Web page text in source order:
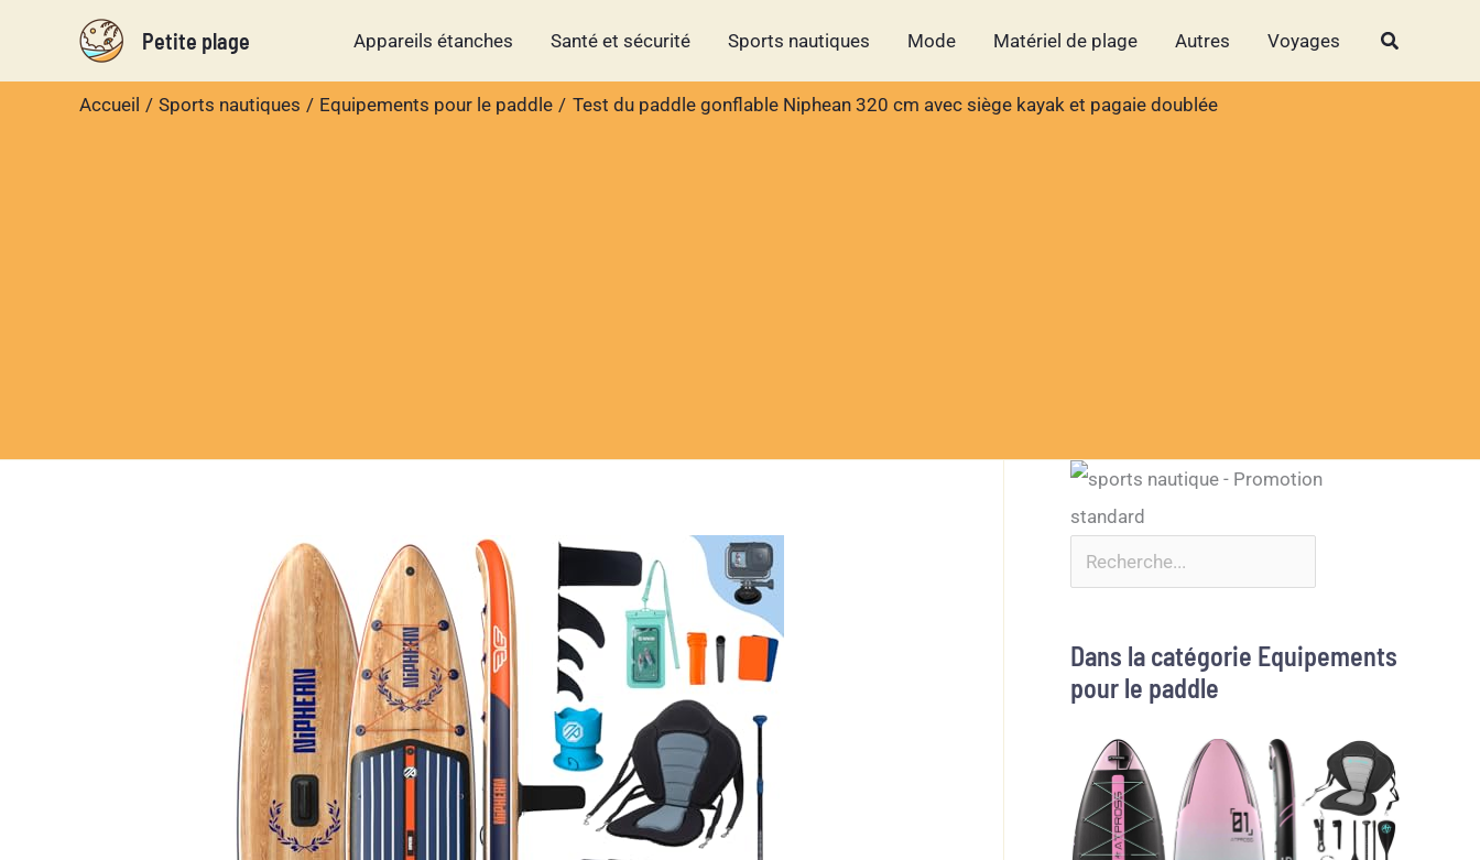
contenu
Petite plage Appareils étanches Santé et sécurité Sports nautiques Mode Matériel de plage Autres Voyages Rechercher
Accueil Sports nautiques Equipements pour le paddle Test du paddle gonflable Niphean 320 cm avec siège kayak et pagaie doublée
Dans la catégorie Equipements
pour le paddle